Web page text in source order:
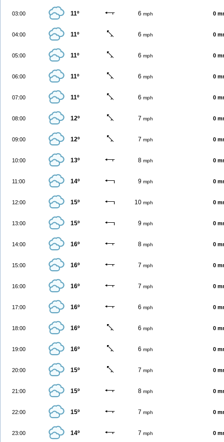
03:00 11º 6 mph 0
04:00 11º 6 mph 0
05:00 11º 6 mph 0
06:00 11º 6 mph 0
07:00 11º 6 mph 0
08:00 12º 7 mph 0
09:00 12º 7 mph 0
10:00 13º 8 mph 0
11:00 14º 9 mph 0
12:00 15º 10 mph 0
13:00 15º 9 mph 0
14:00 16º 8 mph 0
15:00 16º 7 mph 0
16:00 16º 7 mph 0
17:00 16º 6 mph 0
18:00 16º 6 mph 0
19:00 16º 6 mph 0
20:00 15º 7 mph 0
21:00 15º 8 mph 0
22:00 15º 7 mph 0
23:00 14º 7 mph 0